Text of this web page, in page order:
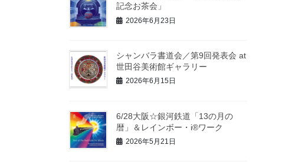
記念お茶会」
2026年6月23日
シャンバラ書道会／第9回発表会 at
世田谷美術館ギャラリー
2026年6月15日
6/28大阪☆銀河鉄道「13の月の
暦」＆レインボー・i®ワーク
2026年5月21日